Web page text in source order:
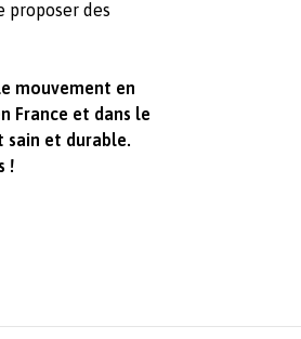
proposer des
mouvement en
France et dans le
sain et durable.
!